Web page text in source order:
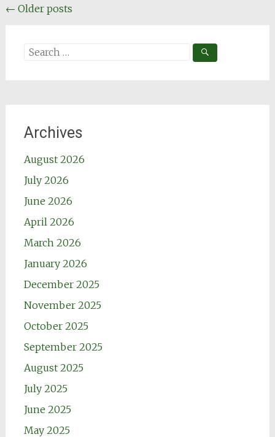
Posts
← Older posts
Search
Archives
August 2026
July 2026
June 2026
April 2026
March 2026
January 2026
December 2025
November 2025
October 2025
September 2025
August 2025
July 2025
June 2025
May 2025